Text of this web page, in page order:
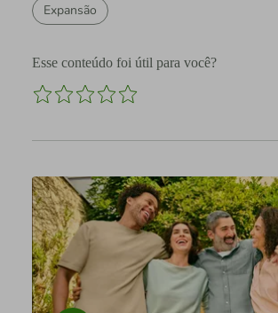
Expansão
Esse conteúdo foi útil para você?